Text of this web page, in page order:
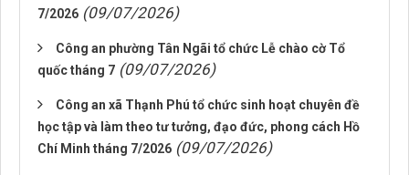
7/2026 (09/07/2026)
Công an phường Tân Ngãi tổ chức Lễ chào cờ Tổ
quốc tháng 7 (09/07/2026)
Công an xã Thạnh Phú tổ chức sinh hoạt chuyên đề
học tập và làm theo tư tưởng, đạo đức, phong cách Hồ
Chí Minh tháng 7/2026 (09/07/2026)